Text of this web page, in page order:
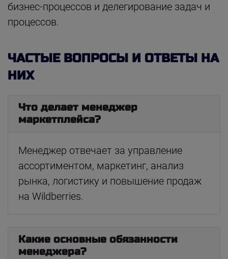
бизнес-процессов и делегирование задач и
процессов.
ЧАСТЫЕ ВОПРОСЫ И ОТВЕТЫ НА
НИХ
Что делает менеджер
маркетплейса?
Менеджер отвечает за управление
ассортиментом, маркетинг, анализ
рынка, логистику и повышение продаж
на Wildberries.
Какие основные обязанности
менеджера?